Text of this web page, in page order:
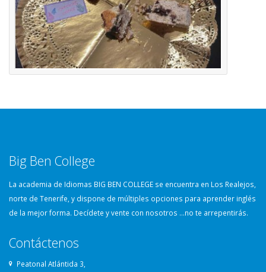
Big Ben College
La academia de Idiomas BIG BEN COLLEGE se encuentra en Los Realejos,
norte de Tenerife, y dispone de múltiples opciones para aprender inglés
de la mejor forma. Decídete y vente con nosotros …no te arrepentirás.
Contáctenos
Peatonal Atlántida 3,